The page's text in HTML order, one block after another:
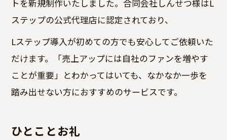
トを新規制作いたしました。合同会社しんせつ様はL
ステップの公式代理店に認定されており、
Lステップ導入が初めての方でも安心してご依頼いた
だけます。「売上アップには自社のファンを増やす
ことが重要」とわかってはいても、なかなか一歩を
踏み出せない方におすすめのサービスです。
ひとことお礼